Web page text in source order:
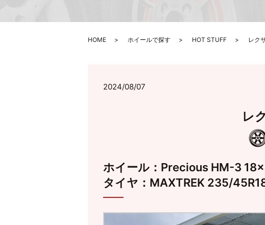
HOME ホイールで探す HOT STUFF レク
2024/08/07
レ
ホイール：Precious HM-3
タイヤ：MAXTREK 235/